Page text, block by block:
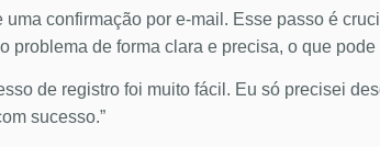
confirmação por e-mail. Esse passo é
problema de forma clara e precisa, o que
de registro foi muito fácil. Eu só precisei
sucesso.”